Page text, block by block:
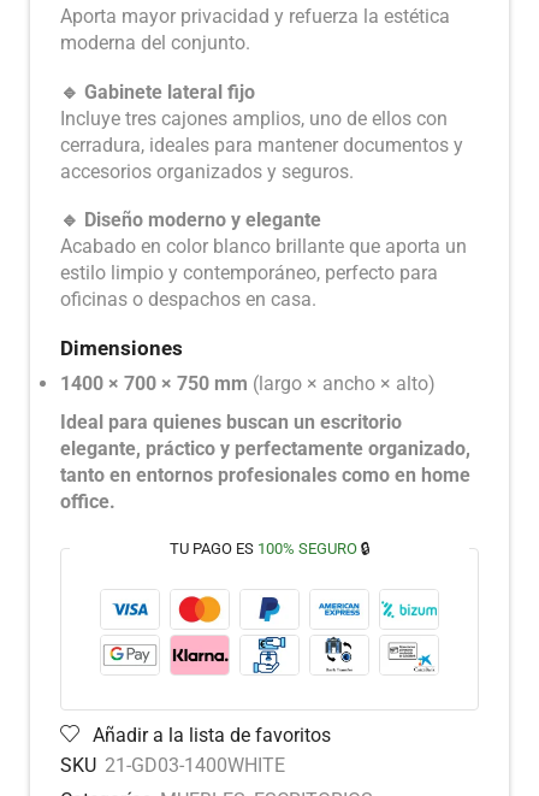
Aporta mayor privacidad y refuerza la estética
moderna del conjunto.
🔹 Gabinete lateral fijo
Incluye tres cajones amplios, uno de ellos con
cerradura, ideales para mantener documentos y
accesorios organizados y seguros.
🔹 Diseño moderno y elegante
Acabado en color blanco brillante que aporta un
estilo limpio y contemporáneo, perfecto para
oficinas o despachos en casa.
Dimensiones
1400 × 700 × 750 mm (largo × ancho × alto)
Ideal para quienes buscan un escritorio
elegante, práctico y perfectamente organizado,
tanto en entornos profesionales como en home
office.
TU PAGO ES 100% SEGURO🔒
Añadir a la lista de favoritos
SKU 21-GD03-1400WHITE